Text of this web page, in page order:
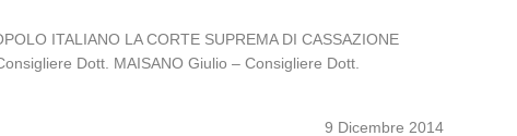
ITALIANO LA CORTE SUPREMA DI CASSAZIONE
Dott. MAISANO Giulio – Consigliere Dott.
9 Dicembre 2014